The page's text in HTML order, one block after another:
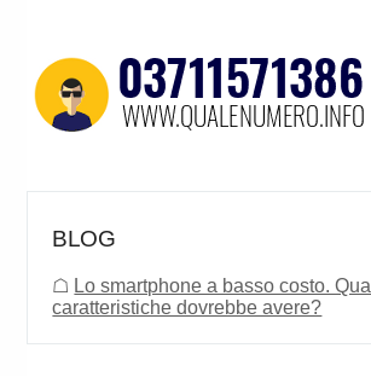
BLOG
☖ Lo smartphone a basso costo.
caratteristiche dovrebbe avere?